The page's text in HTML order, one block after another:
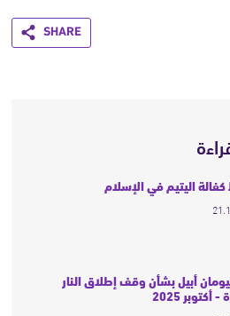
Share
اليتيم في الإسلام
أبيل بشأن وقف إطلاق النار
2025